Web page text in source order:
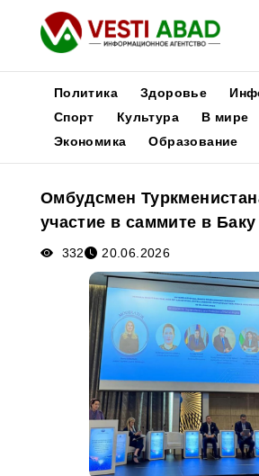
Новости
Медиа
Афиша
Политика Здоровье
Спорт
Культура В мире
Экономика
Образование
Омбудсмен
участие в саммите в
332 20.06.2026